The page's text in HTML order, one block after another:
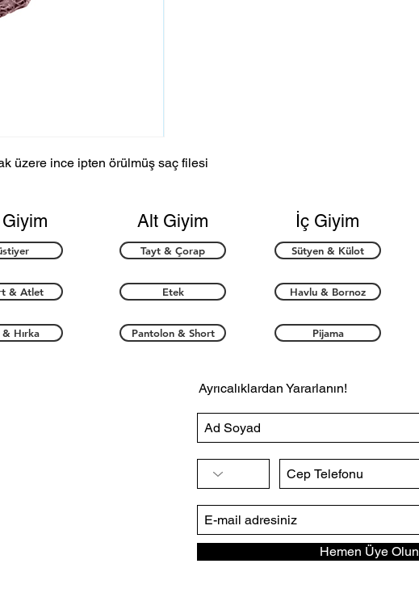
üzere ince ipten örülmüş saç filesi
& Atlet
& Hırka
Alt Giyim
Tayt & Çorap
Etek
Pantolon & Short
İç Giyim
Sütyen & Külot
Havlu & Bornoz
Pijama
Ayrıcalıklardan Yararlanın!
Hemen Üye Olun